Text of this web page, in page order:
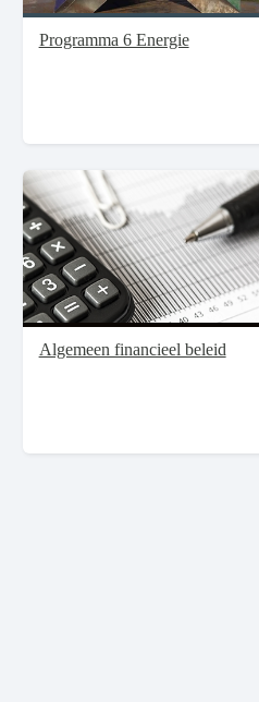
Programma 6 Energie
Algemeen financieel beleid